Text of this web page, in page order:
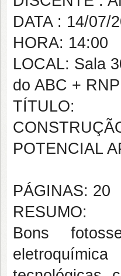
DATA : 14/07/
HORA: 14:00
LOCAL: Sala
do ABC +
TÍTULO:
POTENCIAL
PÁGINAS: 20
RESUMO:
Bons